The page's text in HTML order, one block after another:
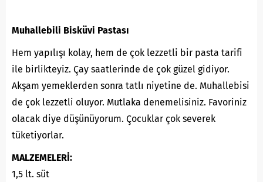
Muhallebili Bisküvi Pastası
Hem yapılışı kolay, hem de çok lezzetli bir pasta tarifi
ile birlikteyiz. Çay saatlerinde de çok güzel gidiyor.
Akşam yemeklerden sonra tatlı niyetine de. Muhallebisi
de çok lezzetli oluyor. Mutlaka denemelisiniz. Favoriniz
olacak diye düşünüyorum. Çocuklar çok severek
tüketiyorlar.
MALZEMELERİ:
1,5 lt. süt